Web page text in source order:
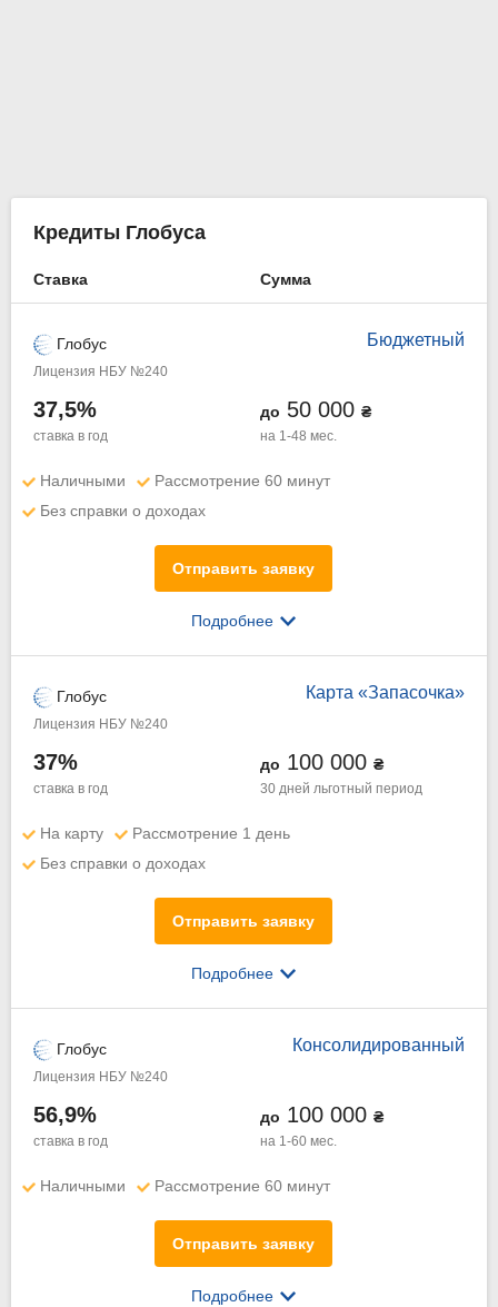
Кредиты Глобуса
Ставка Сумма
Бюджетный
Глобус
Лицензия НБУ №240
37,5%
ставка в год
до 50 000 ₴
на 1-48 мес.
Наличными
Рассмотрение 60 минут
Без справки о доходах
Отправить заявку
Подробнее
Карта «Запасочка»
Глобус
Лицензия НБУ №240
37%
ставка в год
до 100 000 ₴
30 дней льготный период
На карту
Рассмотрение 1 день
Без справки о доходах
Отправить заявку
Подробнее
Консолидированный
Глобус
Лицензия НБУ №240
56,9%
ставка в год
до 100 000 ₴
на 1-60 мес.
Наличными Рассмотрение 60 минут
Отправить заявку
Подробнее